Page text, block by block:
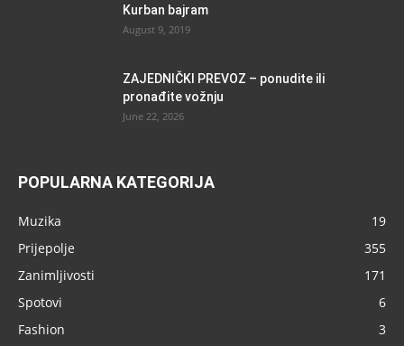
Kurban bajram
August 9, 2019
ZAJEDNIČKI PREVOZ – ponudite ili
pronađite vožnju
June 22, 2026
POPULARNA KATEGORIJA
Muzika
19
Prijepolje
355
Zanimljivosti
171
Spotovi
6
Fashion
3